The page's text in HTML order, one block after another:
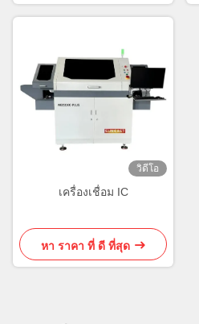
วิดีโอ
เครื่องเชื่อม IC
หา ราคา ที่ ดี ที่สุด